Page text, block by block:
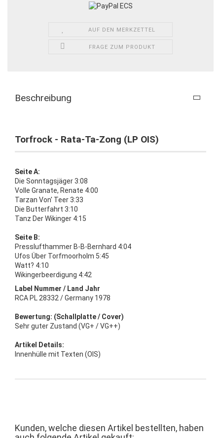
AUF DEN MERKZETTEL
FRAGE ZUM PRODUKT
Beschreibung
Torfrock - Rata-Ta-Zong (LP OIS)
Seite A:
Die Sonntagsjäger 3:08
Volle Granate, Renate 4:00
Tarzan Von' Teer 3:33
Die Butterfahrt 3:10
Tanz Der Wikinger 4:15
Seite B:
Presslufthammer B-B-Bernhard 4:04
Ufos Über Torfmoorholm 5:45
Watt? 4:10
Wikingerbeerdigung 4:42
Label Nummer / Land Jahr
RCA PL 28332 / Germany 1978
Bewertung: (Schallplatte / Cover)
Sehr guter Zustand (VG+ / VG++)
Artikel Details:
Innenhülle mit Texten (OIS)
Kunden, welche diesen Artikel bestellten, haben